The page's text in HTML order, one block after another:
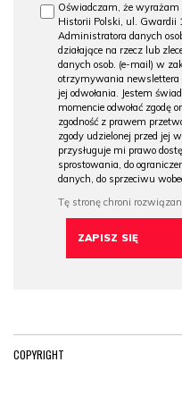
Oświadczam, że
Historii Polski, ul. Gwardii
Administratora danych
działające na rzecz lub
danych osob. (e-mail) w
otrzymywania newslettera
jej odwołania. Jestem
momencie odwołać zgodę
zgodność z prawem
zgody udzielonej przed jej
przysługuje mi prawo
sprostowania, do
danych, do sprzeciwu
COPYRIGHT